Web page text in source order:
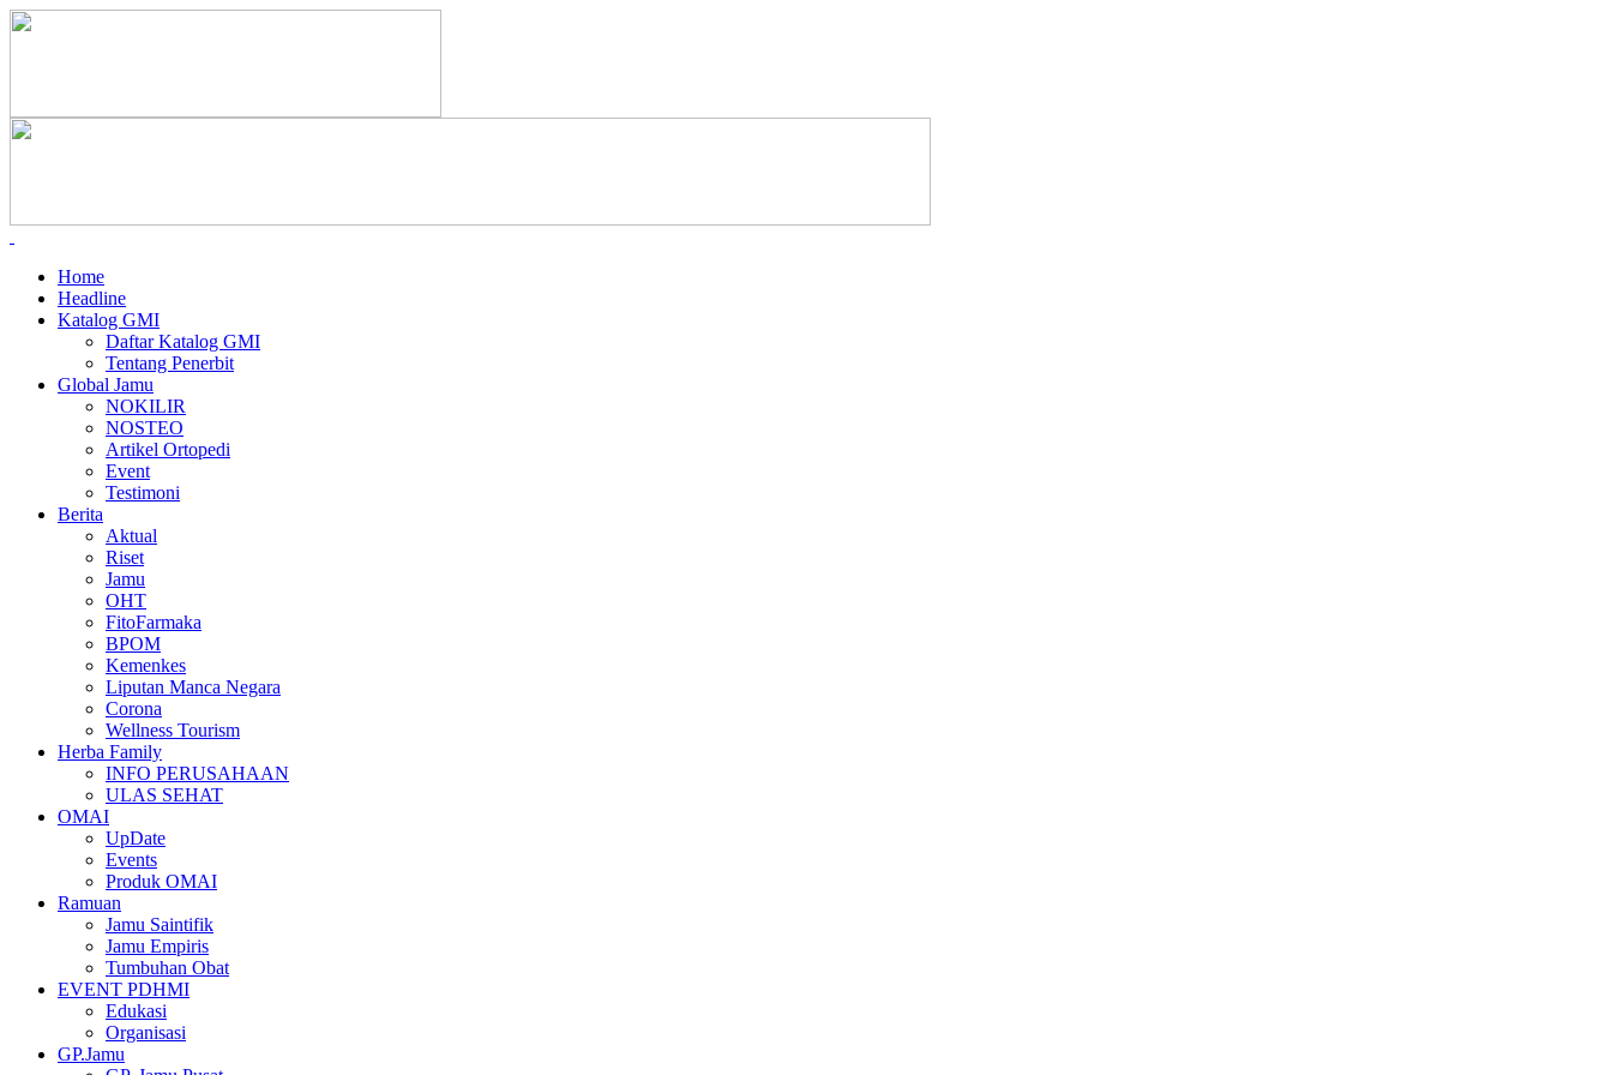
Home
Headline
Katalog GMI
Daftar Katalog GMI
Tentang Penerbit
Global Jamu
NOKILIR
NOSTEO
Artikel Ortopedi
Event
Testimoni
Berita
Aktual
Riset
Jamu
OHT
FitoFarmaka
BPOM
Kemenkes
Liputan Manca Negara
Corona
Wellness Tourism
Herba Family
INFO PERUSAHAAN
ULAS SEHAT
OMAI
UpDate
Events
Produk OMAI
Ramuan
Jamu Saintifik
Jamu Empiris
Tumbuhan Obat
EVENT PDHMI
Edukasi
Organisasi
GP.Jamu